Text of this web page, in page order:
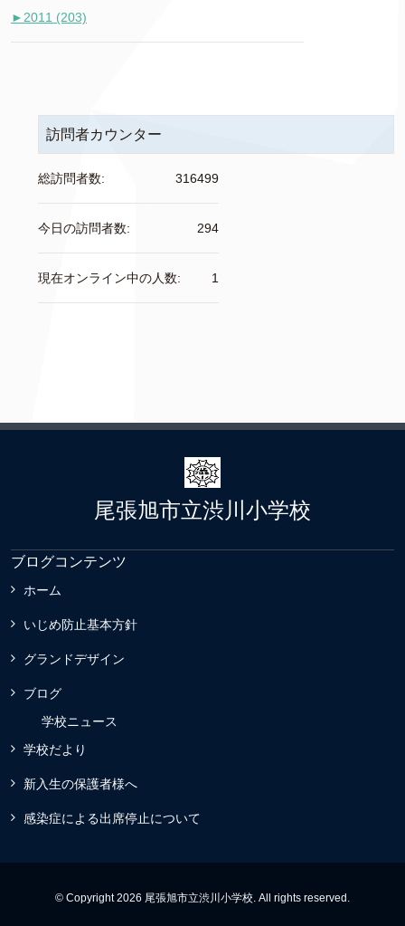
► 2011 (203)
訪問者カウンター
316499
総訪問者数:
294
今日の訪問者数:
1
現在オンライン中の人数:
尾張旭市立渋川小学校
ブログコンテンツ
ホーム
いじめ防止基本方針
グランドデザイン
ブログ
学校ニュース
学校だより
新入生の保護者様へ
感染症による出席停止について
© Copyright 2026 尾張旭市立渋川小学校. All rights reserved.